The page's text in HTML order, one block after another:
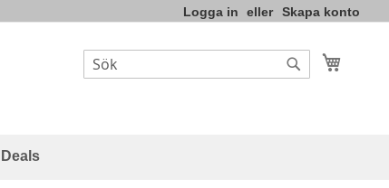
Logga in Skapa konto
Sök
Deals